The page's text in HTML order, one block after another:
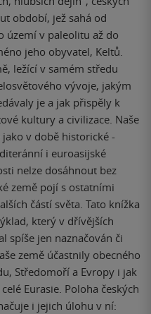
období, jež sahá od
území v paleolitu až do
jeho obyvatel, Keltů.
ležící v samém středu
vývoje, jakým
je a jak přispěly k
kultury a civilizace. Naše
v době historické -
i euroasijské
nelze dosáhnout bez
země pojí s ostatními
částí světa. Tato knížka
který v dřívějších
spíše jen naznačován či
země účastnily obecného
Středomoří a Evropy i jak
Eurasie. Poloha českých
i jejich úlohu v ní: